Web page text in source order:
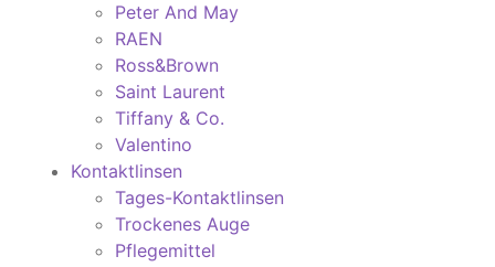
Peter And May
RAEN
Ross&Brown
Saint Laurent
Tiffany & Co.
Valentino
Kontaktlinsen
Tages-Kontaktlinsen
Trockenes Auge
Pflegemittel